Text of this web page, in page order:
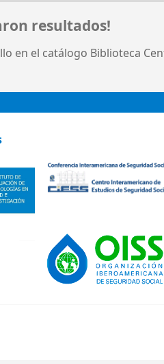
resultados!
en el catálogo Biblioteca